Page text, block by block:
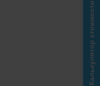
Калькулятор стоимости